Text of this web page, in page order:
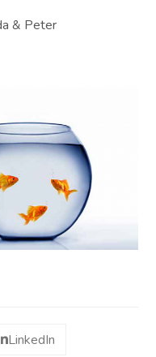
& Peter
LinkedIn